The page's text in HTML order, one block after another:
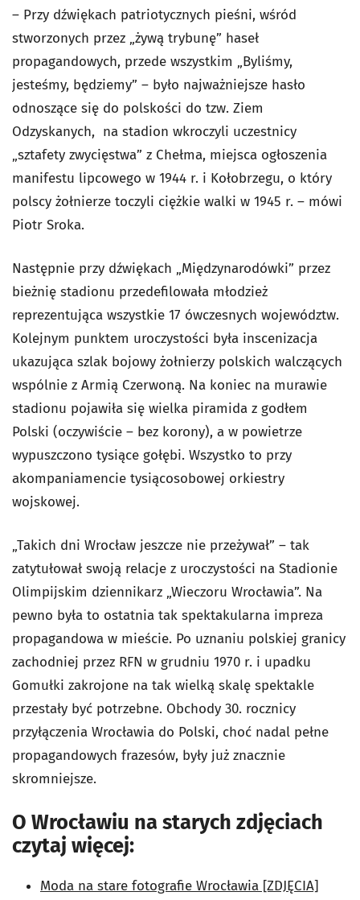
– Przy dźwiękach patriotycznych pieśni, wśród
stworzonych przez „żywą trybunę” haseł
propagandowych, przede wszystkim „Byliśmy,
jesteśmy, będziemy” – było najważniejsze hasło
odnoszące się do polskości do tzw. Ziem
Odzyskanych, na stadion wkroczyli uczestnicy
„sztafety zwycięstwa” z Chełma, miejsca ogłoszenia
manifestu lipcowego w 1944 r. i Kołobrzegu, o który
polscy żołnierze toczyli ciężkie walki w 1945 r. – mówi
Piotr Sroka.
Następnie przy dźwiękach „Międzynarodówki” przez
bieżnię stadionu przedefilowała młodzież
reprezentująca wszystkie 17 ówczesnych województw.
Kolejnym punktem uroczystości była inscenizacja
ukazująca szlak bojowy żołnierzy polskich walczących
wspólnie z Armią Czerwoną. Na koniec na murawie
stadionu pojawiła się wielka piramida z godłem
Polski (oczywiście – bez korony), a w powietrze
wypuszczono tysiące gołębi. Wszystko to przy
akompaniamencie tysiącosobowej orkiestry
wojskowej.
„Takich dni Wrocław jeszcze nie przeżywał” – tak
zatytułował swoją relacje z uroczystości na Stadionie
Olimpijskim dziennikarz „Wieczoru Wrocławia”. Na
pewno była to ostatnia tak spektakularna impreza
propagandowa w mieście. Po uznaniu polskiej granicy
zachodniej przez RFN w grudniu 1970 r. i upadku
Gomułki zakrojone na tak wielką skalę spektakle
przestały być potrzebne. Obchody 30. rocznicy
przyłączenia Wrocławia do Polski, choć nadal pełne
propagandowych frazesów, były już znacznie
skromniejsze.
O Wrocławiu na starych zdjęciach
czytaj więcej:
Moda na stare fotografie Wrocławia [ZDJĘCIA]